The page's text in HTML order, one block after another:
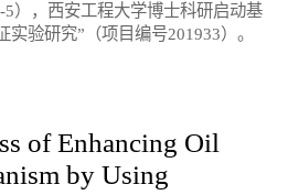
5），西安工程大学博士科研启动基
验研究”（项目编号201933）。
of Enhancing Oil
by Using